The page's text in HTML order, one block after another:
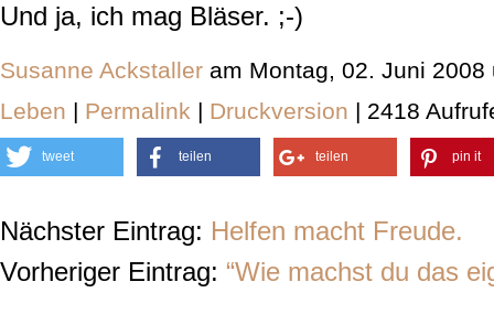
Und ja, ich mag Bläser. ;-)
Susanne Ackstaller am Montag, 02. Juni 2008
Leben | Permalink | Druckversion | 2418
tweet teilen teilen pin it
Nächster Eintrag: Helfen macht Freude.
Vorheriger Eintrag: “Wie machst du das